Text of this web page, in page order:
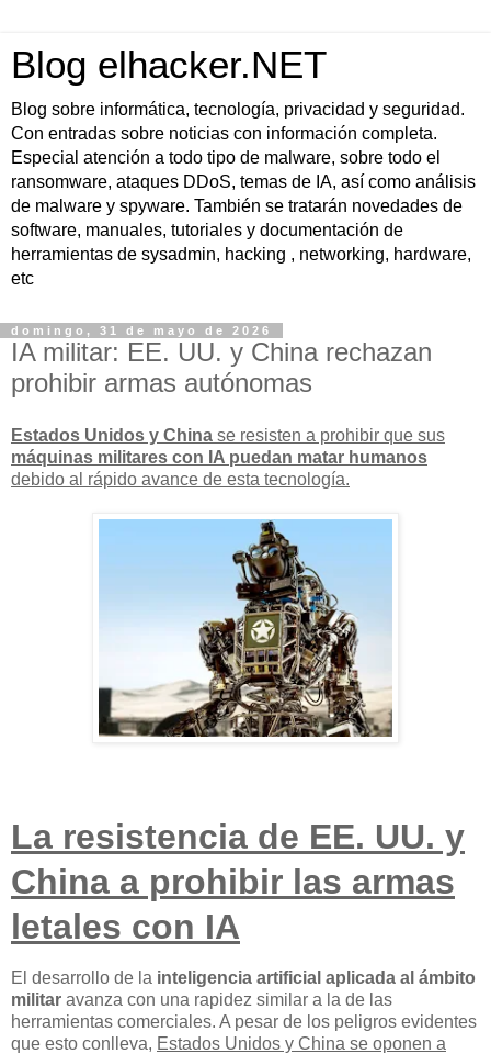
Blog elhacker.NET
Blog sobre informática, tecnología, privacidad y seguridad.
Con entradas sobre noticias con información completa.
Especial atención a todo tipo de malware, sobre todo el
ransomware, ataques DDoS, temas de IA, así como análisis
de malware y spyware. También se tratarán novedades de
software, manuales, tutoriales y documentación de
herramientas de sysadmin, hacking , networking, hardware,
etc
domingo, 31 de mayo de 2026
IA militar: EE. UU. y China rechazan
prohibir armas autónomas
Estados Unidos y China se resisten a prohibir que sus
máquinas militares con IA puedan matar humanos
debido al rápido avance de esta tecnología.
La resistencia de EE. UU. y
China a prohibir las armas
letales con IA
El desarrollo de la inteligencia artificial aplicada al ámbito
militar avanza con una rapidez similar a la de las
herramientas comerciales. A pesar de los peligros evidentes
que esto conlleva, Estados Unidos y China se oponen a